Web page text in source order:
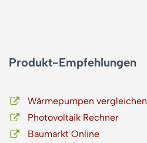
Produkt-Empfehlungen
Wärmepumpen vergleichen
Photovoltaik Rechner
Baumarkt Online